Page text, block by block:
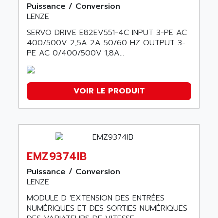
ESV
I550 SERIES
I950
I510 SERIE
L-FORCE CONTROLS
VECTOR 8200
8200 SERIES VECTOR
P300
HIGHLINE SERVO DRIVE
3221C
Puissance / Conversion
LENZE
SERVO DRIVE E82EV551-4C INPUT 3-PE AC
400/500V 2,5A 2A 50/60 HZ OUTPUT 3-
PE AC 0/400/500V 1,8A...
VOIR LE PRODUIT
EMZ9374IB
Puissance / Conversion
LENZE
MODULE D 'EXTENSION DES ENTRÉES
NUMÉRIQUES ET DES SORTIES NUMÉRIQUES